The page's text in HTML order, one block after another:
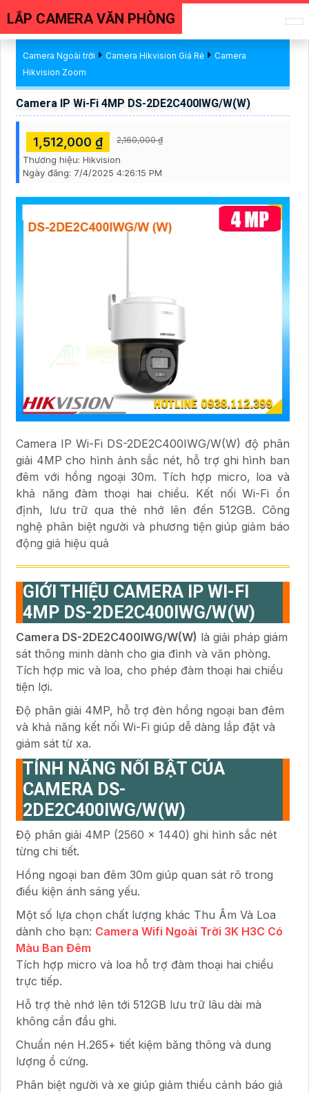
LẮP CAMERA VĂN PHÒNG
Camera Ngoài trời Camera Hikvision Giá Rẻ
Camera
Hikvision Zoom
Camera IP Wi-Fi 4MP DS-2DE2C400IWG/W(W)
1,512,000 ₫ 2,160,000 ₫
Thương hiệu: Hikvision
Ngày đăng: 7/4/2025 4:26:15 PM
Camera IP Wi-Fi DS-2DE2C400IWG/W(W) độ phân
giải 4MP cho hình ảnh sắc nét, hỗ trợ ghi hình ban
đêm với hồng ngoại 30m. Tích hợp micro, loa và
khả năng đàm thoại hai chiều. Kết nối Wi-Fi ổn
định, lưu trữ qua thẻ nhớ lên đến 512GB. Công
nghệ phân biệt người và phương tiện giúp giảm báo
động giả hiệu quả
GIỚI THIỆU CAMERA IP WI-FI
4MP DS-2DE2C400IWG/W(W)
Camera DS-2DE2C400IWG/W(W) là giải pháp giám
sát thông minh dành cho gia đình và văn phòng.
Tích hợp mic và loa, cho phép đàm thoại hai chiều
tiện lợi.
Độ phân giải 4MP, hỗ trợ đèn hồng ngoại ban đêm
và khả năng kết nối Wi-Fi giúp dễ dàng lắp đặt và
giám sát từ xa.
TÍNH NĂNG NỔI BẬT CỦA
CAMERA DS-
2DE2C400IWG/W(W)
Độ phân giải 4MP (2560 × 1440) ghi hình sắc nét
từng chi tiết.
Hồng ngoại ban đêm 30m giúp quan sát rõ trong
điều kiện ánh sáng yếu.
Một số lựa chọn chất lượng khác Thu Âm Và Loa
dành cho bạn: Camera Wifi Ngoài Trời 3K H3C Có
Màu Ban Đêm
Tích hợp micro và loa hỗ trợ đàm thoại hai chiều
trực tiếp.
Hỗ trợ thẻ nhớ lên tới 512GB lưu trữ lâu dài mà
không cần đầu ghi.
Chuẩn nén H.265+ tiết kiệm băng thông và dung
lượng ổ cứng.
Phân biệt người và xe giúp giảm thiểu cảnh báo giả